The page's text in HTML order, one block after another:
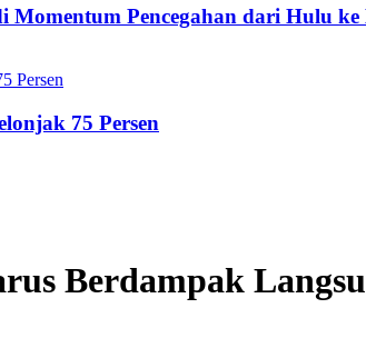
Momentum Pencegahan dari Hulu
75 Persen
Berdampak